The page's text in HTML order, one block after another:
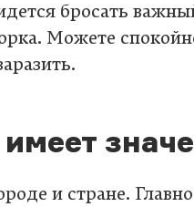
бросать
Можете
и стране.